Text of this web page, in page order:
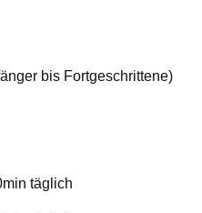
bis Fortgeschrittene)
täglich